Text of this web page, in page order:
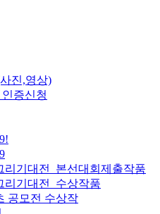
진,영상)
증신청
리기대전_본선대회제출작품
리기대전_수상작품
공모전 수상작